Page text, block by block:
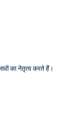
का नेतृत्व करते हैं।